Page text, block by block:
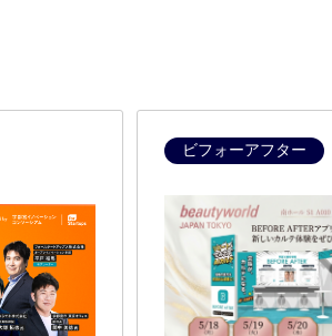
ビフォーアフター